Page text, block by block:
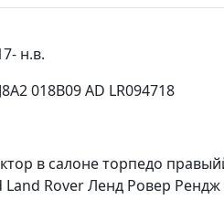
н.в.
018B09 AD LR094718
в салоне торпедо
Rover Ленд Ровер